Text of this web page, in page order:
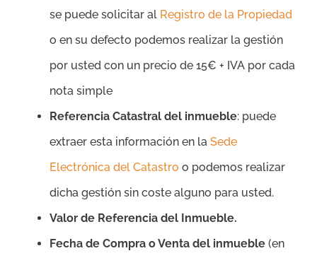
se puede solicitar al Registro de la Propiedad
o en su defecto podemos realizar la gestión
por usted con un precio de 15€ + IVA por cada
nota simple
Referencia Catastral del inmueble: puede
extraer esta información en la Sede
Electrónica del Catastro o podemos realizar
dicha gestión sin coste alguno para usted.
Valor de Referencia del Inmueble.
Fecha de Compra o Venta del inmueble (en